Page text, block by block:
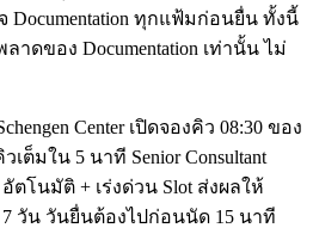
Documentation ทุกแฟ้มก่อนยื่น ทั้งนี้
าดของ Documentation เท่านั้น ไม่
Center เปิดจองคิว 08:30 ของ
ต็มใน 5 นาที Senior Consultant
ตโนมัติ + เร่งด่วน Slot ส่งผลให้
7 วัน วันยื่นต้องไปก่อนนัด 15 นาที